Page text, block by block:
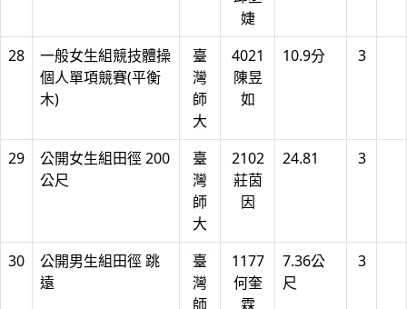
婕
28
一般女生組競技體操
個人單項競賽(平衡
木)
臺
灣
師
大
4021
陳昱
如
10.9分 3
29
公開女生組田徑 200
公尺
臺
灣
師
大
2102
莊茵
因
24.81 3
30
公開男生組田徑 跳
遠
臺
灣
師
1177
何奎
霖
7.36公
尺
3